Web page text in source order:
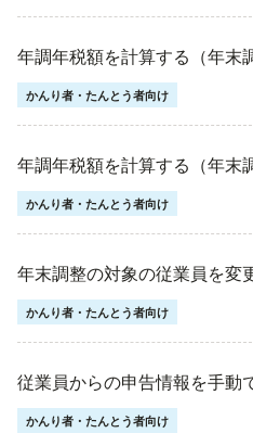
年調年税額を計算する（年末
かんり者・たんとう者向け
年調年税額を計算する（年末
かんり者・たんとう者向け
年末調整の対象の従業員を変
かんり者・たんとう者向け
従業員からの申告情報を手動
かんり者・たんとう者向け